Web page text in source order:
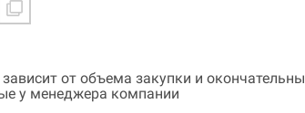
от объема закупки и
у менеджера компании